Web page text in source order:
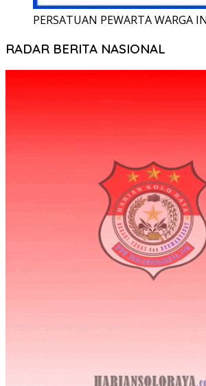
PERSATUAN PEWARTA WARGA
RADAR BERITA NASIONAL